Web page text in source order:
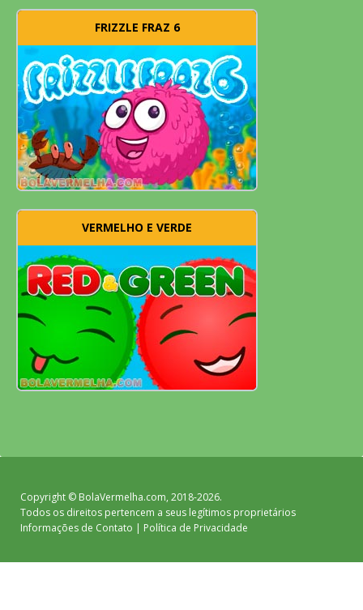
FRIZZLE FRAZ 6
VERMELHO E VERDE
Copyright © BolaVermelha.com, 2018-2026.
Todos os direitos pertencem a seus legítimos proprietários
Informações de Contato | Política de Privacidade